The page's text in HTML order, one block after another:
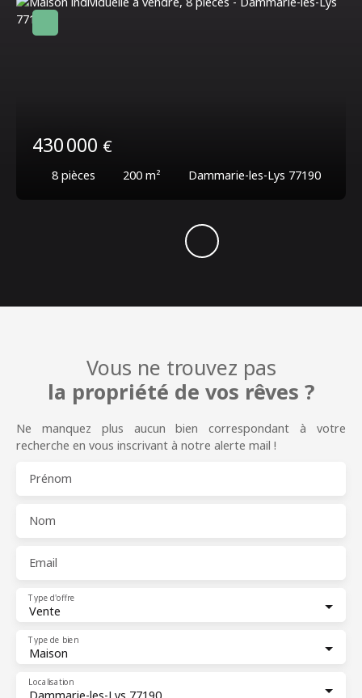
430 000 €
8 pièces 200 m² Dammarie-les-Lys 77190
Vous ne trouvez pas
la propriété de vos rêves ?
Ne manquez plus aucun bien correspondant à votre
recherche en vous inscrivant à notre alerte mail !
Prénom
Nom
Email
Vente
Type d'offre
Maison
Type de bien
Localisation